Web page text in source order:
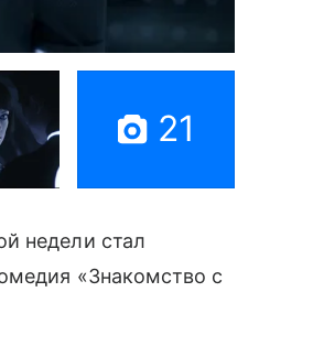
21
недели стал
«Знакомство с